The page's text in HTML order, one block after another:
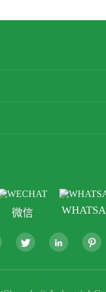
微信
  